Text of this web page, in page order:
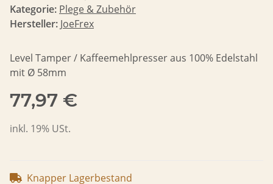
Kategorie: Plege & Zubehör
Hersteller: JoeFrex
Level Tamper / Kaffeemehlpresser aus 100% Edelstahl
mit Ø 58mm
77,97 €
inkl. 19% USt.
Knapper Lagerbestand